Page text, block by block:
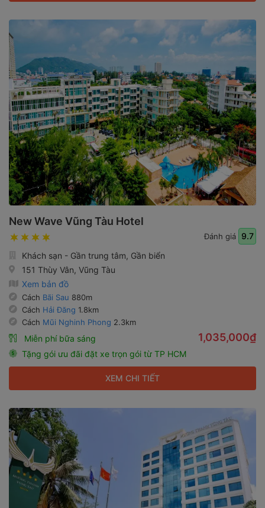
New Wave Vũng Tàu Hotel
Đánh giá
9.7
Khách sạn - Gần trung tâm, Gần biển
151 Thùy Vân, Vũng Tàu
Xem bản đồ
Cách Bãi Sau 880m
Cách Hải Đăng 1.8km
Cách Mũi Nghinh Phong 2.3km
Miễn phí bữa sáng
Tặng gói ưu đãi đặt xe trọn gói từ TP HCM
1,035,000₫
XEM CHI TIẾT